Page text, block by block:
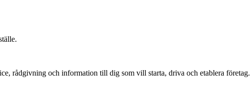
rådgivning och information till dig som vill starta, driva och etablera företag.